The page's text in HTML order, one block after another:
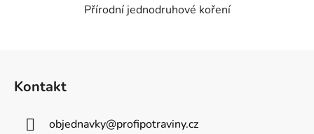
Přírodní jednodruhové koření
Kontakt
objednavky@profipotraviny.cz